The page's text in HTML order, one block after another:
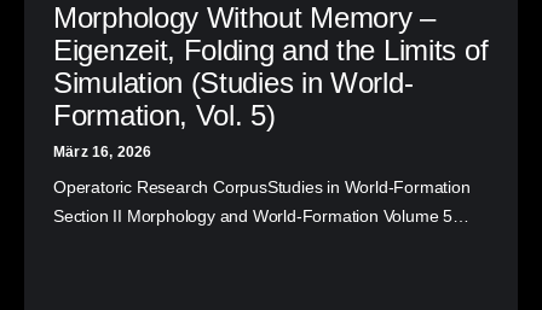
Morphology Without Memory –
Eigenzeit, Folding and the Limits of
Simulation (Studies in World-
Formation, Vol. 5)
März 16, 2026
Operatoric Research CorpusStudies in World-Formation
Section II Morphology and World-Formation Volume 5…